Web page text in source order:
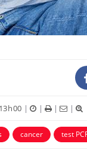
| | | |
cancer test